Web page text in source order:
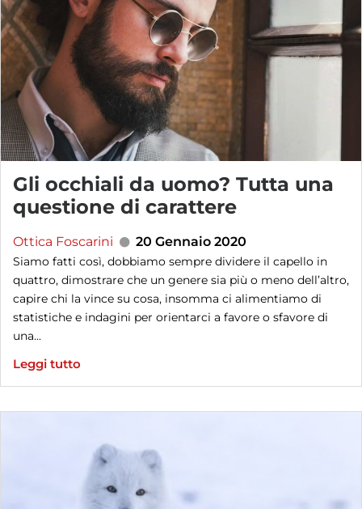
Gli occhiali da uomo? Tutta una
questione di carattere
Ottica Foscarini 20 Gennaio 2020
Siamo fatti così, dobbiamo sempre dividere il capello in
quattro, dimostrare che un genere sia più o meno dell’altro,
capire chi la vince su cosa, insomma ci alimentiamo di
statistiche e indagini per orientarci a favore o sfavore di
una...
Leggi tutto